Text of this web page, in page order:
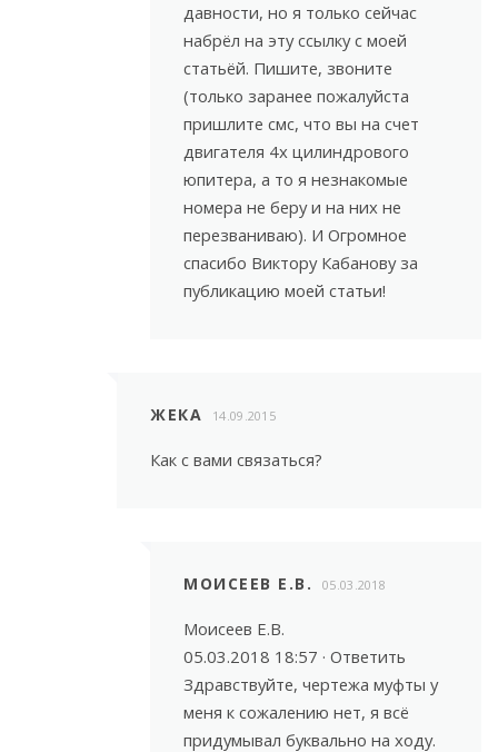
давности, но я только сейчас
набрёл на эту ссылку с моей
статьёй. Пишите, звоните
(только заранее пожалуйста
пришлите смс, что вы на счет
двигателя 4х цилиндрового
юпитера, а то я незнакомые
номера не беру и на них не
перезваниваю). И Огромное
спасибо Виктору Кабанову за
публикацию моей статьи!
ЖЕКА 14.09.2015
Как с вами связаться?
МОИСЕЕВ Е.В. 05.03.2018
Моисеев Е.В.
05.03.2018 18:57 · Ответить
Здравствуйте, чертежа муфты у
меня к сожалению нет, я всё
придумывал буквально на ходу.